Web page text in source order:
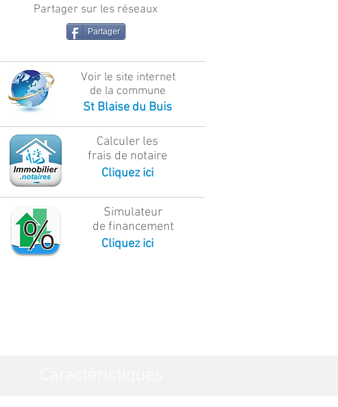
Partager sur les réseaux
Partager
Voir le site internet
de la commune
St Blaise du Buis
Calculer les
frais de notaire
Cliquez ici
Simulateur
de financement
Cliquez ici